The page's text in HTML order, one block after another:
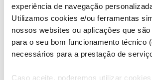
experiência de navegação
Utilizamos cookies e/ou ferramentas
nossos websites ou aplicações que
para o seu bom funcionamento técnico
necessários para a prestação de
Caso aceite, poderemos utilizar
V vasco rocha AUTOR
Bom dia, hoje já funciona, fiz o mesmo
Mas o que interessa é que já está tudo a